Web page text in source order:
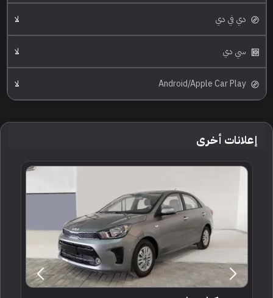
دي في دي لا
سي دي لا
Android/Apple Car Play لا
إعلانات أخرى